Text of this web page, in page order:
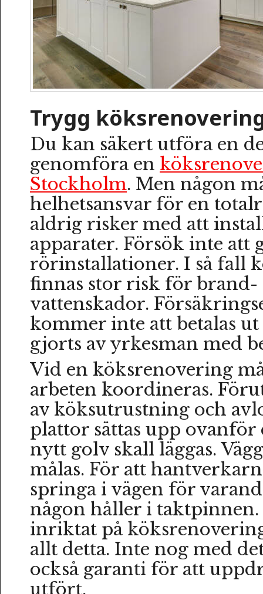
Trygg
Du kan säkert utföra en
genomföra en
Stockholm. Men någon
helhetsansvar för en
aldrig risker med att
apparater. Försök inte att
rörinstallationer. I så fall
finnas stor risk för brand-
vattenskador.
kommer inte att betalas
gjorts av yrkesman med
Vid en köksrenovering
arbeten koordineras.
av köksutrustning och
plattor sättas upp ovanför
nytt golv skall läggas.
målas. För att
springa i vägen för
någon håller i
inriktat på
allt detta. Inte nog med
också garanti för att
utfört.